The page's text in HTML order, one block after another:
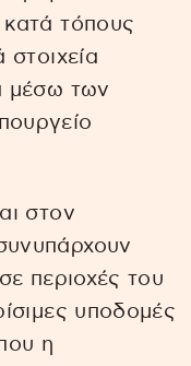
κατά τόπους
στοιχεία
μέσω των
στον
περιοχές του
υποδομές
η